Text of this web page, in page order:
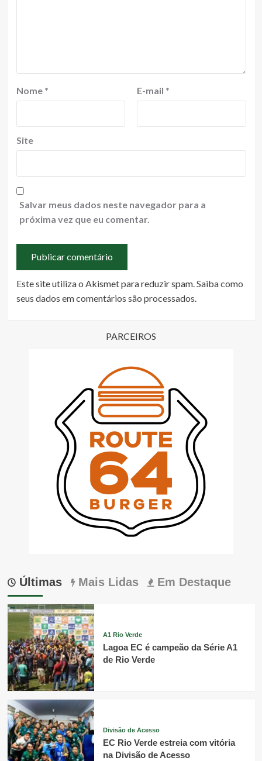
Nome * E-mail *
Site
Salvar meus dados neste navegador para a
próxima vez que eu comentar.
Este site utiliza o Akismet para reduzir spam.Saiba como
seus dados em comentários são processados.
PARCEIROS
Últimas Mais Lidas Em Destaque
A1 Rio Verde
Lagoa EC é campeão da Série A1
de Rio Verde
Divisão de Acesso
EC Rio Verde estreia com vitória
na Divisão de Acesso